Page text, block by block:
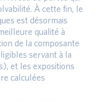
À cette fin, le
est désormais
qualité à
de la composante
servant à la
et les expositions
calculées